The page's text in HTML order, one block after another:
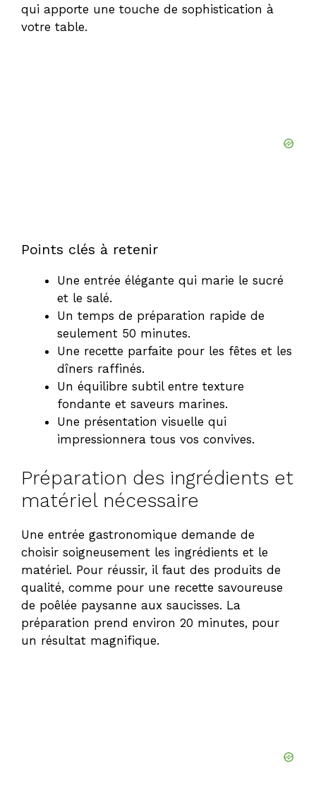
qui apporte une touche de sophistication à
votre table.
Points clés à retenir
Une entrée élégante qui marie le sucré
et le salé.
Un temps de préparation rapide de
seulement 50 minutes.
Une recette parfaite pour les fêtes et les
dîners raffinés.
Un équilibre subtil entre texture
fondante et saveurs marines.
Une présentation visuelle qui
impressionnera tous vos convives.
Préparation des ingrédients et
matériel nécessaire
Une entrée gastronomique demande de
choisir soigneusement les ingrédients et le
matériel. Pour réussir, il faut des produits de
qualité, comme pour une recette savoureuse
de poêlée paysanne aux saucisses. La
préparation prend environ 20 minutes, pour
un résultat magnifique.